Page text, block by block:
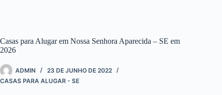
Casas para Alugar em Nossa Senhora Aparecida – SE em
2026
ADMIN
23 DE JUNHO DE 2022
CASAS PARA ALUGAR - SE